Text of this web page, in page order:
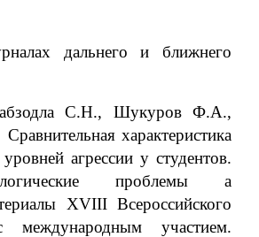
дальнего и ближнего
С.Н., Шукуров Ф.А.,
характеристика
агрессии у студентов.
проблемы а
XVIII Всероссийского
международным участием.